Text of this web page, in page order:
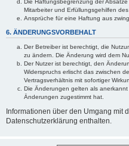
Die Haftungsbegrenzung der
Mitarbeiter und Erfüllungsgehilfen des
Ansprüche für eine Haftung aus
6. ÄNDERUNGSVORBEHALT
Der Betreiber ist berechtigt, die
zu ändern. Die Änderung wird dem
Der Nutzer ist berechtigt, den
Widerspruchs erlischt das zwischen
Vertragsverhältnis mit sofortiger
Die Änderungen gelten als
Änderungen zugestimmt hat.
Informationen über den Umgang mit
Datenschutzerklärung enthalten.